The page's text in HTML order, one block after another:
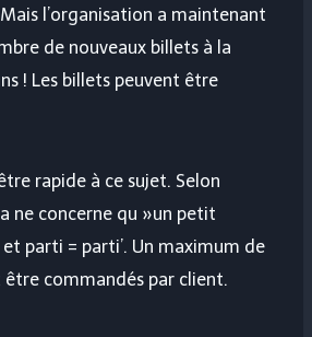
l’organisation a maintenant
de nouveaux billets à la
! Les billets peuvent être
rapide à ce sujet. Selon
ne concerne qu »un petit
parti = parti’. Un maximum de
être commandés par client.